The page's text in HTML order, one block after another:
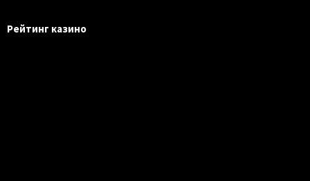
Рейтинг казино